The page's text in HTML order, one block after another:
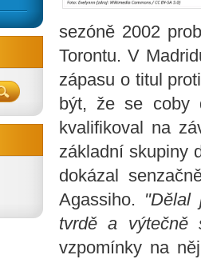
sezóně 2002
Torontu. V
zápasu o titul
být, že se coby
kvalifikoval na
základní skupiny
dokázal
Agassiho. "Dělal
tvrdě a výtečně
vzpomínky na